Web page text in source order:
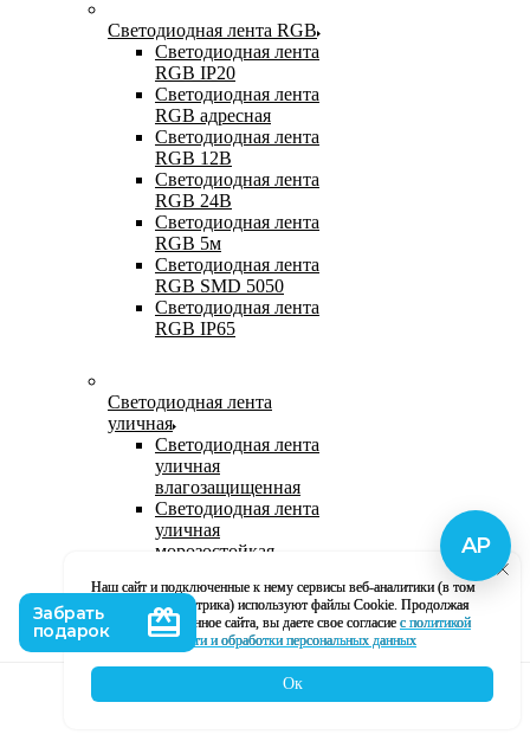
Светодиодная лента RGB
Светодиодная лента
RGB IP20
Светодиодная лента
RGB адресная
Светодиодная лента
RGB 12В
Светодиодная лента
RGB 24В
Светодиодная лента
RGB 5м
Светодиодная лента
RGB SMD 5050
Светодиодная лента
RGB IP65
Светодиодная лента
уличная
Светодиодная лента
уличная
влагозащищенная
Светодиодная лента
уличная
морозостойкая
светодиодная лента
220В
Светодиодная лента
уличная в силиконе
Наш сайт и подключенные к нему сервисы веб-аналитики (в том
числе, Яндекс Метрика) используют файлы Cookie. Продолжая
использование данное сайта, вы даете свое согласие с политикой
кофиденциальности и обработки персональных данных
Ок